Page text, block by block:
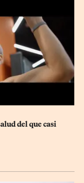
del que casi